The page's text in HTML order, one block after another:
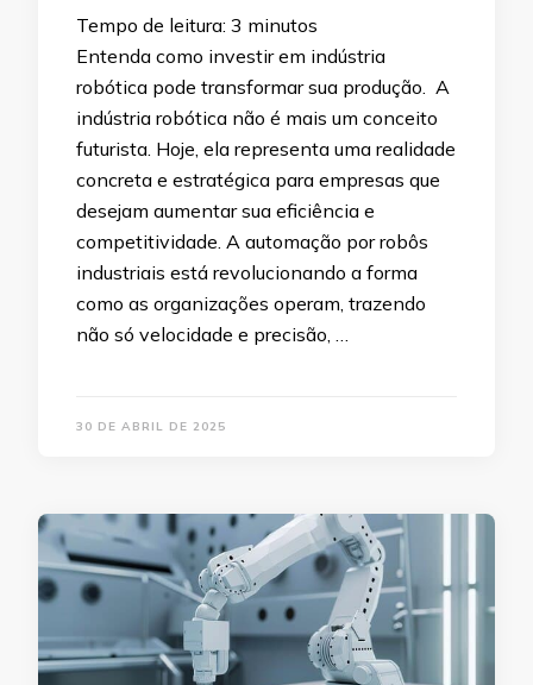
Tempo de leitura: 3 minutos
Entenda como investir em indústria
robótica pode transformar sua produção. A
indústria robótica não é mais um conceito
futurista. Hoje, ela representa uma realidade
concreta e estratégica para empresas que
desejam aumentar sua eficiência e
competitividade. A automação por robôs
industriais está revolucionando a forma
como as organizações operam, trazendo
não só velocidade e precisão, …
30 DE ABRIL DE 2025